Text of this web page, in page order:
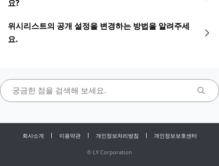
요?
위시리스트의 공개 설정을 변경하는 방법을 알려주세
요.
회사소개 이용약관 개인정보처리방침 개인정보보호센터
© LY Corporation